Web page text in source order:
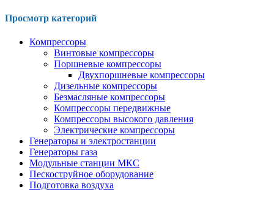
Просмотр категорий
Компрессоры
Винтовые компрессоры
Поршневые компрессоры
Двухпоршневые компрессоры
Дизельные компрессоры
Безмасляные компрессоры
Компрессоры передвижные
Компрессоры высокого давления
Электрические компрессоры
Генераторы и электростанции
Генераторы газа
Модульные станции МКС
Пескоструйное оборудование
Подготовка воздуха